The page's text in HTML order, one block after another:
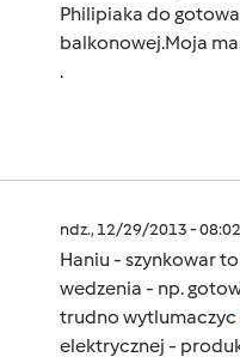
Philipiaka do
balkonowej.Moja
.
ndz., 12/29/2013 - 08:02
Haniu - szynkowar
wedzenia - np.
trudno wytlumaczyc
elektrycznej -